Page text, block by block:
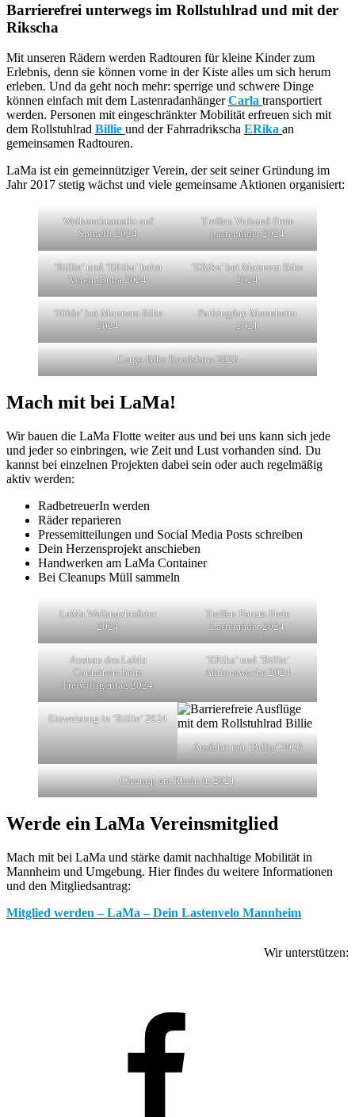
Barrierefrei unterwegs im Rollstuhlrad und mit der
Rikscha
Mit unseren Rädern werden Radtouren für kleine Kinder zum
Erlebnis, denn sie können vorne in der Kiste alles um sich herum
erleben. Und da geht noch mehr: sperrige und schwere Dinge
können einfach mit dem LastenradanhängerCarla transportiert
werden. Personen mit eingeschränkter Mobilität erfreuen sich mit
dem Rollstuhlrad Billie und der Fahrradrikscha ERika an
gemeinsamen Radtouren.
LaMa ist ein gemeinnütziger Verein, der seit seiner Gründung im
Jahr 2017 stetig wächst und viele gemeinsame Aktionen organisiert:
Weihnachtsmarkt auf
Spinelli 2024
Treffen Verband Freie
Lastenräder 2024
‘Billie’ und ‘ERika’ beim
Verein Duha 2024
‘ERika’ bei Monnem Bike
2024
‘Hilde’ bei Monnem Bike
2024
Parkingday Mannheim
2021
Cargo Bike Roadshow 2023
Mach mit bei LaMa!
Wir bauen die LaMa Flotte weiter aus und bei uns kann sich jede
und jeder so einbringen, wie Zeit und Lust vorhanden sind. Du
kannst bei einzelnen Projekten dabei sein oder auch regelmäßig
aktiv werden:
RadbetreuerIn werden
Räder reparieren
Pressemitteilungen und Social Media Posts schreiben
Dein Herzensprojekt anschieben
Handwerken am LaMa Container
Bei Cleanups Müll sammeln
LaMa Weihnachtsfeier
2024
Treffen Forum Freie
Lastenräder 2024
Ausbau des LaMa
Containers beim
Freiwilligentag 2024
‘ERika’ und ‘Billie’
Aktionswoche 2024
Einweisung in ‘Billie’ 2024
Ausfahrt mit ‘Billie’ 2023
Cleanup am Rhein in 2021
Werde ein LaMa Vereinsmitglied
Mach mit bei LaMa und stärke damit nachhaltige Mobilität in
Mannheim und Umgebung. Hier findes du weitere Informationen
und den Mitgliedsantrag:
Mitglied werden – LaMa – Dein Lastenvelo Mannheim
Wir unterstützen: